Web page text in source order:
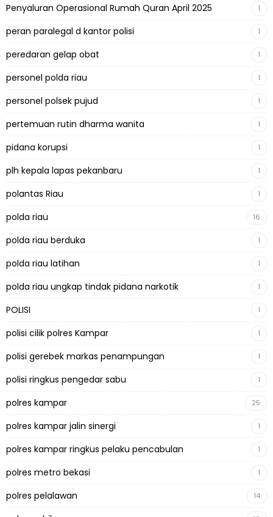
Penyaluran Operasional Rumah Quran April 2025 1
peran paralegal d kantor polisi 1
peredaran gelap obat 1
personel polda riau 1
personel polsek pujud 1
pertemuan rutin dharma wanita 1
pidana korupsi 1
plh kepala lapas pekanbaru 1
polantas Riau 1
polda riau 16
polda riau berduka 1
polda riau latihan 1
polda riau ungkap tindak pidana narkotik 1
POLISI 1
polisi cilik polres Kampar 1
polisi gerebek markas penampungan 1
polisi ringkus pengedar sabu 1
polres kampar 25
polres kampar jalin sinergi 1
polres kampar ringkus pelaku pencabulan 1
polres metro bekasi 1
polres pelalawan 14